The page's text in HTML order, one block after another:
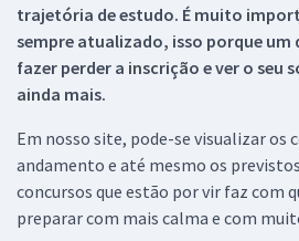
trajetória de estudo. É muito
sempre atualizado, isso porque um
fazer perder a inscrição e ver o seu
ainda mais.
Em nosso site, pode-se visualizar os
andamento e até mesmo os
concursos que estão por vir faz com
preparar com mais calma e com